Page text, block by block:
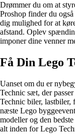
Drømmer du om at
Proshop finder du
dig mulighed for at
afstand. Oplev
imponer dine venner
Få Din Lego
Uanset om du er
Technic sæt, der
Technic biler, lastbiler,
næste Lego
modeller og den
alt inden for Lego